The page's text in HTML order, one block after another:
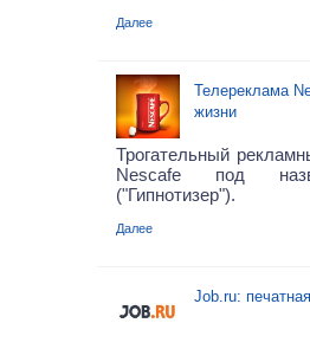
Далее
Телереклама
жизни
Трогательный
Nescafe под
("Гипнотизер").
Далее
Job.ru: